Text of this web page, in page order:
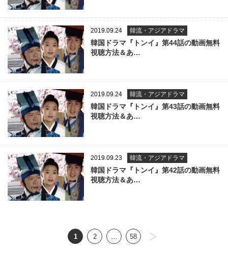
2019.09.24 韓流・アジアドラマ
韓国ドラマ『トンイ』第44話の動画無料
視聴方法＆あ…
2019.09.24 韓流・アジアドラマ
韓国ドラマ『トンイ』第43話の動画無料
視聴方法＆あ…
2019.09.23 韓流・アジアドラマ
韓国ドラマ『トンイ』第42話の動画無料
視聴方法＆あ…
1 2 58